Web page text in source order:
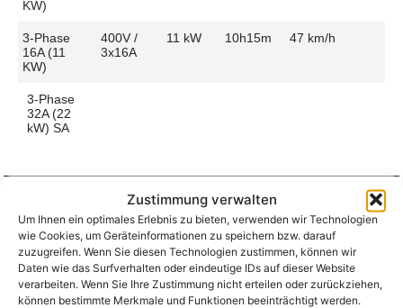
Zustimmung verwalten
Um Ihnen ein optimales Erlebnis zu bieten, verwenden wir Technologien
wie Cookies, um Geräteinformationen zu speichern bzw. darauf
zuzugreifen. Wenn Sie diesen Technologien zustimmen, können wir
Daten wie das Surfverhalten oder eindeutige IDs auf dieser Website
verarbeiten. Wenn Sie Ihre Zustimmung nicht erteilen oder zurückziehen,
können bestimmte Merkmale und Funktionen beeinträchtigt werden.
KW)
3-Phase
16A (11
KW)
400V /
3x16A
11 kW 10h15m 47 km/h
3-Phase
32A (22
kW) SA
Aufladen zu Hause / am Fahrtziel
Ladeanschluss Type 2
Platzierung
Left Side
– Rear
Ladezeit (0-
>490 Km)
5h15m
Ladegeschwindigkeit95 km/h